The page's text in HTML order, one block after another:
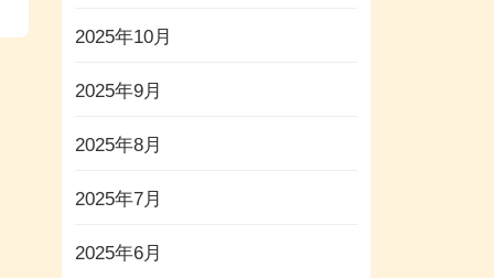
2025年10月
2025年9月
2025年8月
2025年7月
2025年6月